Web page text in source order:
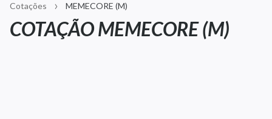
Newsletters
Money Trader
Cotações MEMECORE (M)
COTAÇÃO MEMECORE (M)